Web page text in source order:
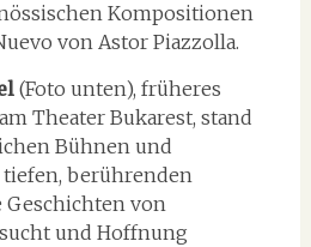
Kompositionen
von Astor Piazzolla.
(Foto unten), früheres
Theater Bukarest, stand
Bühnen und
berührenden
Geschichten von
und Hoffnung